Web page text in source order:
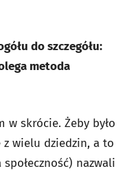
do szczegółu:
metoda
skrócie. Żeby było
z wielu dziedzin, a to
nazwali